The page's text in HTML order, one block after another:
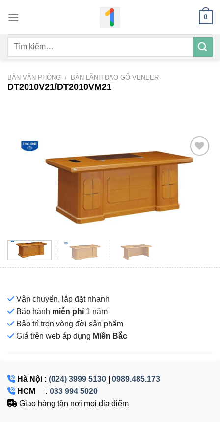
qua
dung
0
Tìm
BÀN VĂN PHÒNG / BÀN LÃNH ĐẠO GỖ VENEER
DT2010V21/DT2010VM21
Vận chuyển, lắp đặt nhanh
Bảo hành miễn phí 1 năm
Bảo trì trọn vòng đời sản phẩm
Giá trên web áp dụng Miền Bắc
Hà Nội : (024) 3999 5130
0989.485.173
HCM : 033 994 5020
Giao hàng tận nơi mọi địa điểm